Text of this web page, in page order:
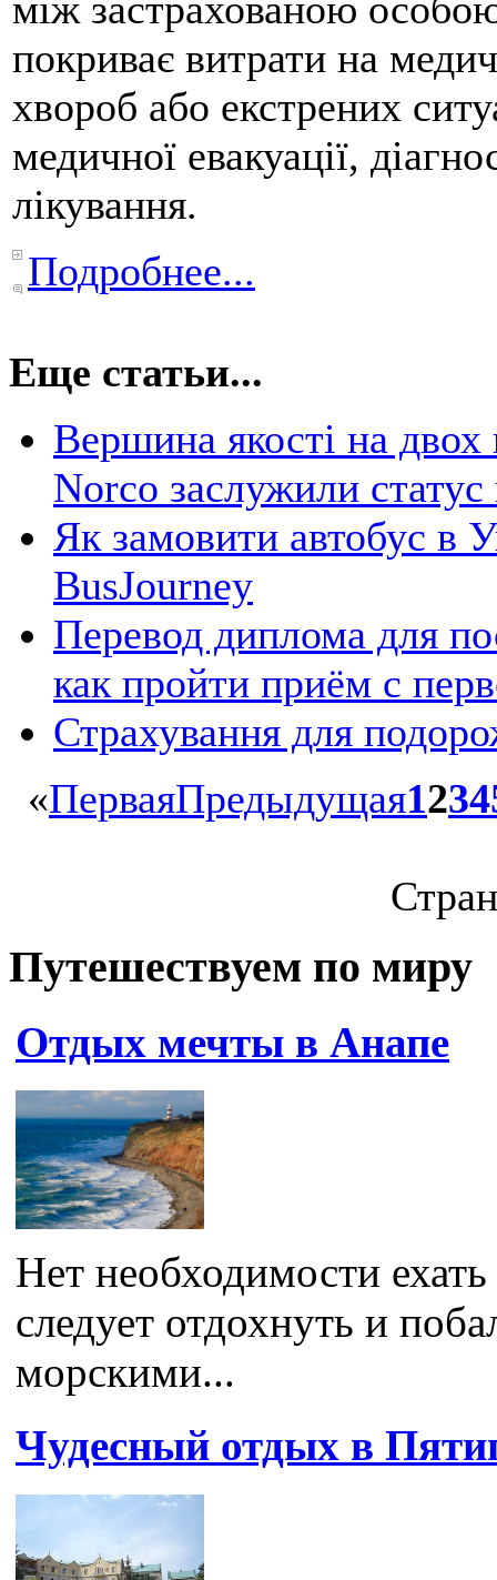
покриває витрати на
хвороб або екстрених
медичної евакуації,
лікування.
Подробнее...
Еще статьи...
Вершина якості на
Norco заслужили
Як замовити автобус в
BusJourney
Перевод диплома для
как пройти приём с
Страхування для
«ПерваяПредыдущая1234
Путешествуем по миру
Отдых мечты в Анапе
Нет необходимости
следует отдохнуть и
морскими...
Чудесный отдых в